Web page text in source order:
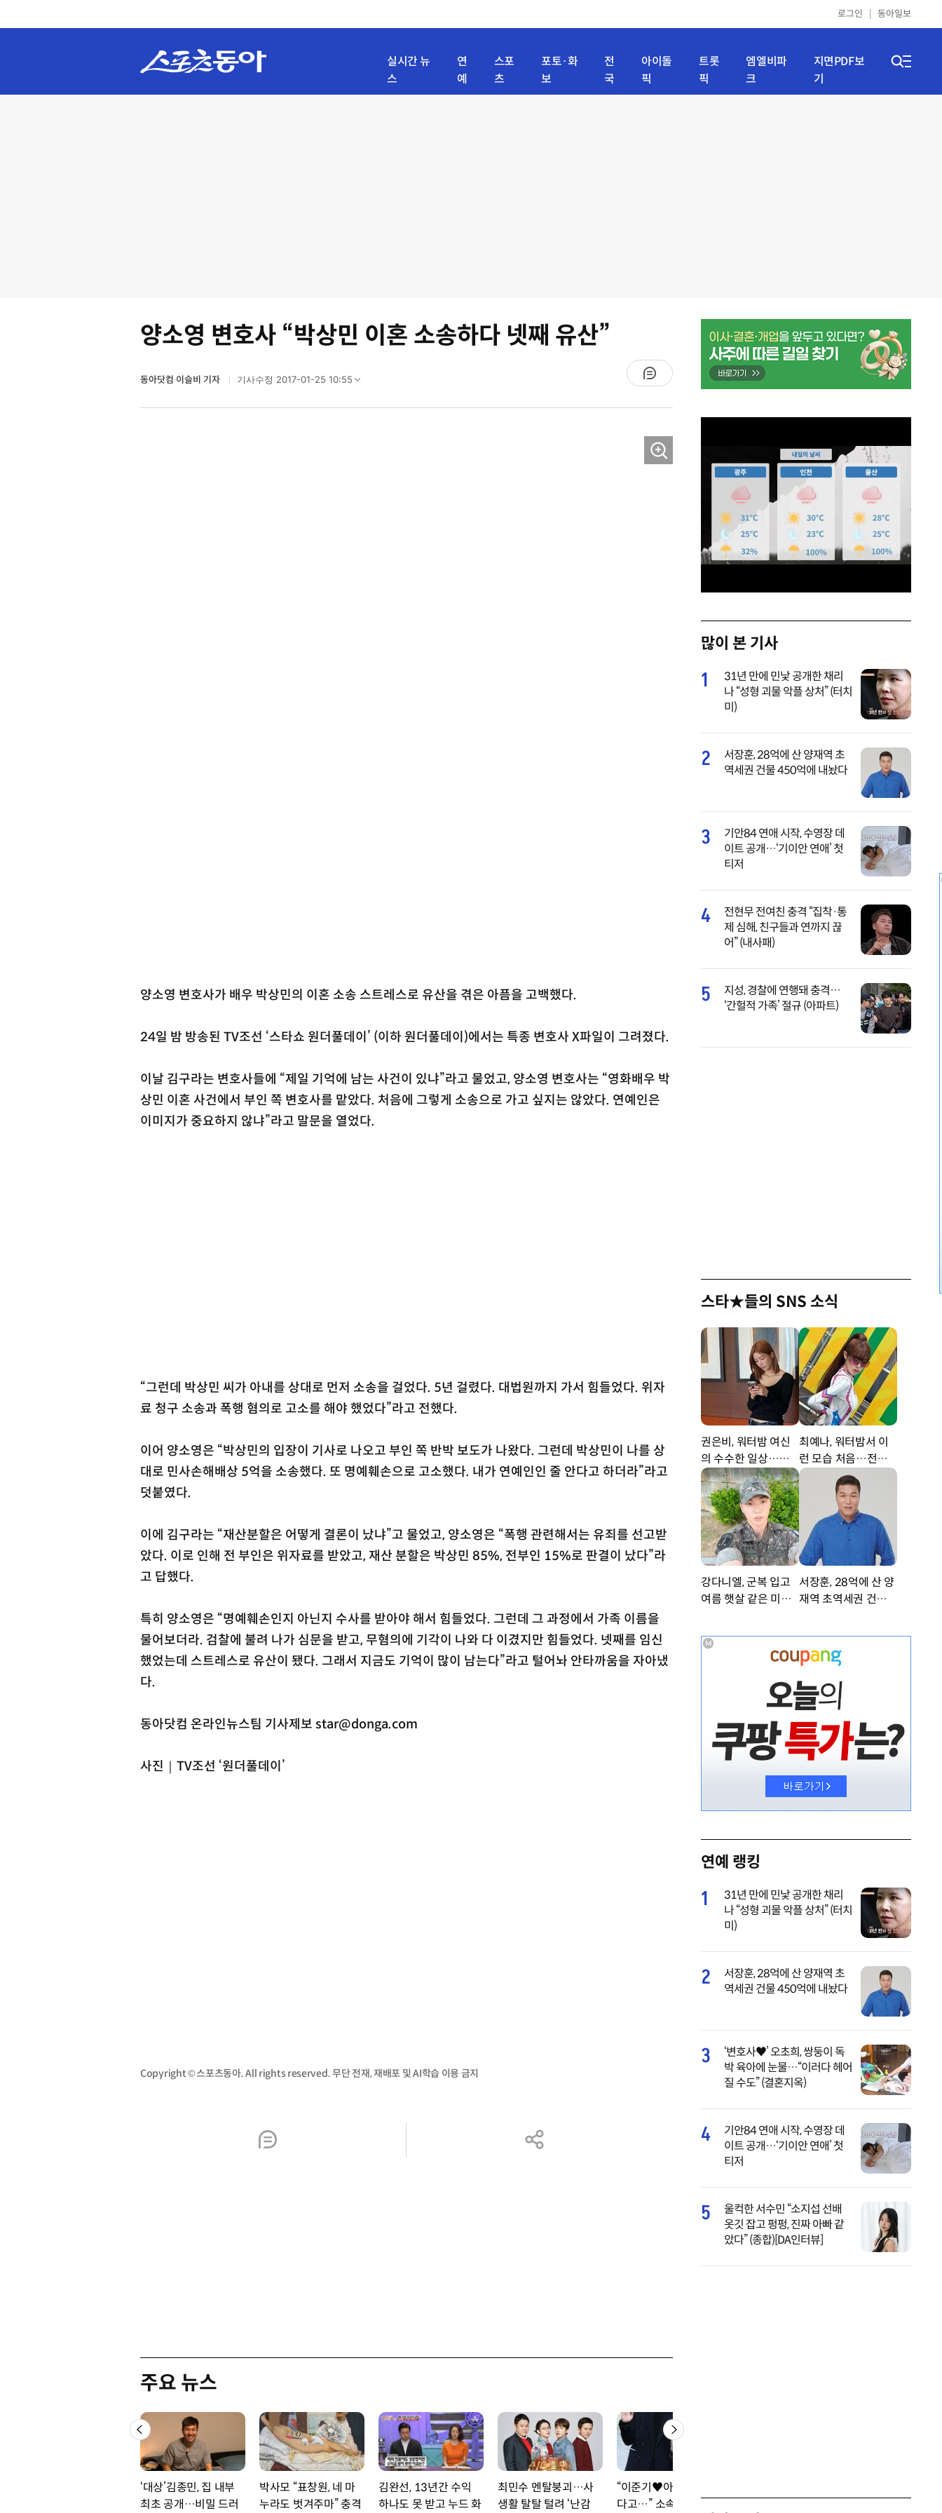
로그인 동아일보
실시간 뉴
스
연
예
스포
츠
포토·화
보
전
국
아이돌
픽
트롯
픽
엠엘비파
크
지면PDF보
기
양소영 변호사 “박상민 이혼 소송하다 넷째 유산”
동아닷컴 이슬비 기자 기사수정 2017-01-25 10:55
양소영 변호사가 배우 박상민의 이혼 소송 스트레스로 유산을 겪은 아픔을 고백했다.
24일 밤 방송된 TV조선 ‘스타쇼 원더풀데이’ (이하 원더풀데이)에서는 특종 변호사 X파일이 그려졌다.
이날 김구라는 변호사들에 “제일 기억에 남는 사건이 있냐”라고 물었고, 양소영 변호사는 “영화배우 박
상민 이혼 사건에서 부인 쪽 변호사를 맡았다. 처음에 그렇게 소송으로 가고 싶지는 않았다. 연예인은
이미지가 중요하지 않냐”라고 말문을 열었다.
“그런데 박상민 씨가 아내를 상대로 먼저 소송을 걸었다. 5년 걸렸다. 대법원까지 가서 힘들었다. 위자
료 청구 소송과 폭행 혐의로 고소를 해야 했었다”라고 전했다.
이어 양소영은 “박상민의 입장이 기사로 나오고 부인 쪽 반박 보도가 나왔다. 그런데 박상민이 나를 상
대로 민사손해배상 5억을 소송했다. 또 명예훼손으로 고소했다. 내가 연예인인 줄 안다고 하더라”라고
덧붙였다.
이에 김구라는 “재산분할은 어떻게 결론이 났냐”고 물었고, 양소영은 “폭행 관련해서는 유죄를 선고받
았다. 이로 인해 전 부인은 위자료를 받았고, 재산 분할은 박상민 85%, 전부인 15%로 판결이 났다”라
고 답했다.
특히 양소영은 “명예훼손인지 아닌지 수사를 받아야 해서 힘들었다. 그런데 그 과정에서 가족 이름을
물어보더라. 검찰에 불려 나가 심문을 받고, 무혐의에 기각이 나와 다 이겼지만 힘들었다. 넷째를 임신
했었는데 스트레스로 유산이 됐다. 그래서 지금도 기억이 많이 남는다”라고 털어놔 안타까움을 자아냈
다.
동아닷컴 온라인뉴스팀 기사제보 star@donga.com
사진｜TV조선 ‘원더풀데이’
Copyright © 스포츠동아. All rights reserved. 무단 전재, 재배포 및 AI학습 이용 금지
주요 뉴스
‘대상’김종민, 집 내부
최초 공개…비밀 드러
박사모 “표창원, 네 마
누라도 벗겨주마” 충격
김완선, 13년간 수익
하나도 못 받고 누드 화
최민수 멘탈붕괴…사
생활 탈탈 털려 ‘난감
“이준기♥아이유 사귄
다고…” 소속사 공식입
t
많이 본 기사
1
31년 만에 민낯 공개한 채리
나 “성형 괴물 악플 상처” (터치
미)
2
서장훈, 28억에 산 양재역 초
역세권 건물 450억에 내놨다
3
기안84 연애 시작, 수영장 데
이트 공개…‘기이안 연애’ 첫
티저
4
전현무 전여친 충격 “집착·통
제 심해, 친구들과 연까지 끊
어” (내사패)
5
지성, 경찰에 연행돼 충격…
‘간헐적 가족’ 절규 (아파트)
스타★들의 SNS 소식
권은비, 워터밤 여신
의 수수한 일상…청
순美 가득 [DA★]
최예나, 워터밤서 이
런 모습 처음…전신
슈트로 파격 변신 [DA
강다니엘, 군복 입고
여름 햇살 같은 미소
서장훈, 28억에 산 양
재역 초역세권 건물 4
연예 랭킹
1
31년 만에 민낯 공개한 채리
나 “성형 괴물 악플 상처” (터치
미)
2
서장훈, 28억에 산 양재역 초
역세권 건물 450억에 내놨다
3
‘변호사♥’ 오초희, 쌍둥이 독
박 육아에 눈물…“이러다 헤어
질 수도” (결혼지옥)
4
기안84 연애 시작, 수영장 데
이트 공개…‘기이안 연애’ 첫
티저
5
울컥한 서수민 “소지섭 선배
옷깃 잡고 펑펑, 진짜 아빠 같
았다” (종합)[DA인터뷰]